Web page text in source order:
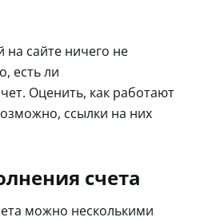
сайте ничего не
есть ли
Оценить, как работают
ссылки на них
счета
можно несколькими